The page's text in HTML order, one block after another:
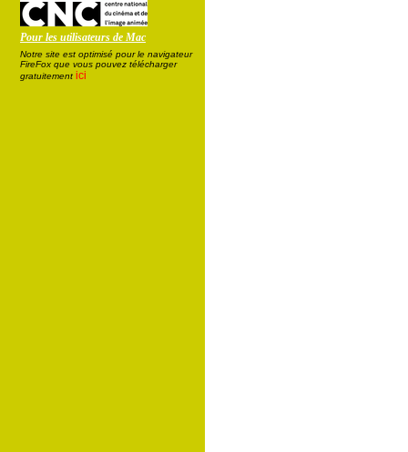
Pour les utilisateurs de Mac
Notre site est optimisé pour le navigateur
FireFox que vous pouvez télécharger
gratuitement ici